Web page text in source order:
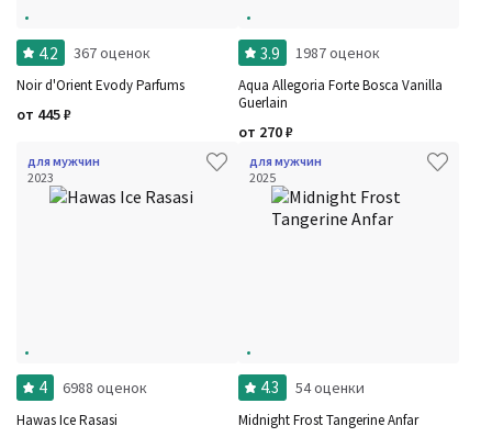
4.2 367 оценок
Noir d'Orient Evody Parfums
от 445₽
3.9 1987 оценок
Aqua Allegoria Forte Bosca Vanilla
Guerlain
от 270₽
для мужчин
2023
4 6988 оценок
Hawas Ice Rasasi
для мужчин
2025
4.3 54 оценки
Midnight Frost Tangerine Anfar